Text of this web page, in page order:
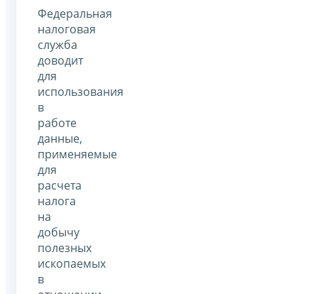
Федеральная
налоговая
служба
доводит
для
использования
в
работе
данные,
применяемые
для
расчета
налога
на
добычу
полезных
ископаемых
в